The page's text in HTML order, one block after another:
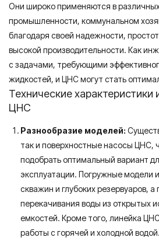
Они широко применяются в
промышленности, коммунальном
благодаря своей надежности,
высокой производительности. Как
с задачами, требующими
жидкостей, и ЦНС могут стать
Технические
ЦНС
Разнообразие моделей:
так и поверхностные насосы ЦНС,
подобрать оптимальный вариант
эксплуатации. Погружные модели
скважин и глубоких резервуаров,
перекачивания воды из открытых
емкостей. Кроме того, линейка
работы с горячей и холодной водой.